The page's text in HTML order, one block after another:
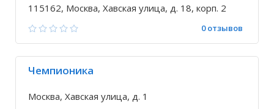
115162, Москва, Хавская улица, д. 18, корп. 2
0 отзывов
Чемпионика
Москва, Хавская улица, д. 1